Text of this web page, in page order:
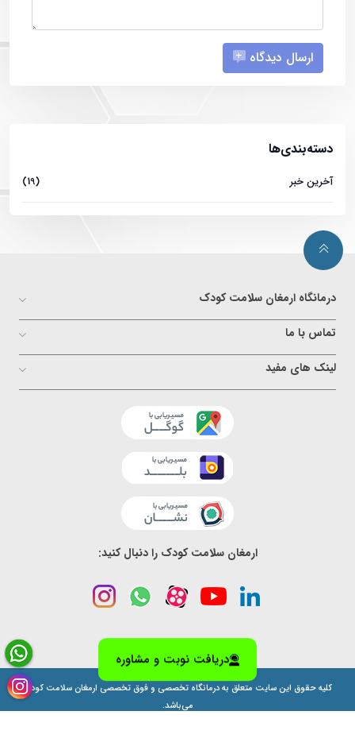
ارسال دیدگاه
دسته‌بندی‌ها
آخرین خبر (19)
درمانگاه ارمغان سلامت کودک
تماس با ما
لینک های مفید
ارمغان سلامت کودک را دنبال کنید:
کلیه حقوق این سایت متعلق به درمانگاه تخصصی و فوق تخصصی ارمغان سلامت کودک
می‌باشد.
دریافت نوبت و مشاوره